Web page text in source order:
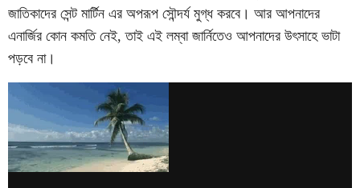
জাতিকাদের সেন্ট মার্টিন এর অপরূপ সৌন্দর্য মুগ্ধ করবে। আর আপনাদের
এনার্জির কোন কমতি নেই, তাই এই লম্বা জার্নিতেও আপনাদের উৎসাহে ভাটা
পড়বে না।